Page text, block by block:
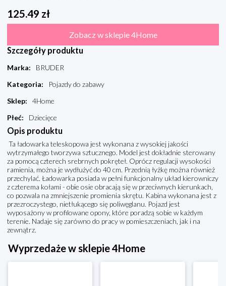
125.49 zł
Zobacz w sklepie 4Home
Szczegóły produktu
Marka:
BRUDER
Kategoria:
Pojazdy do zabawy
Sklep:
4Home
Płeć: Dziecięce
Opis produktu
Ta ładowarka teleskopowa jest wykonana z wysokiej jakości
wytrzymałego tworzywa sztucznego. Model jest dokładnie sterowany
za pomocą czterech srebrnych pokręteł. Oprócz regulacji wysokości
ramienia, można je wydłużyć do 40 cm. Przednią łyżkę można również
przechylać. Ładowarka posiada w pełni funkcjonalny układ kierowniczy
z czterema kołami - obie osie obracają się w przeciwnych kierunkach,
co pozwala na zmniejszenie promienia skrętu. Kabina wykonana jest z
przezroczystego, nietłukącego się poliwęglanu. Pojazd jest
wyposażony w profilowane opony, które poradzą sobie w każdym
terenie. Nadaje się zarówno do pracy w pomieszczeniach, jak i na
zewnątrz.
Wyprzedaże w sklepie 4Home